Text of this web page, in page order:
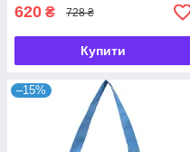
620 ₴ 728 ₴
Купити
–15%